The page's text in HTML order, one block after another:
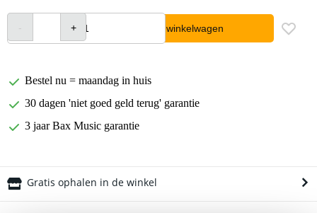
In winkelwagen
Bestel nu = maandag in huis
30 dagen 'niet goed geld terug' garantie
3 jaar Bax Music garantie
Gratis ophalen in de winkel